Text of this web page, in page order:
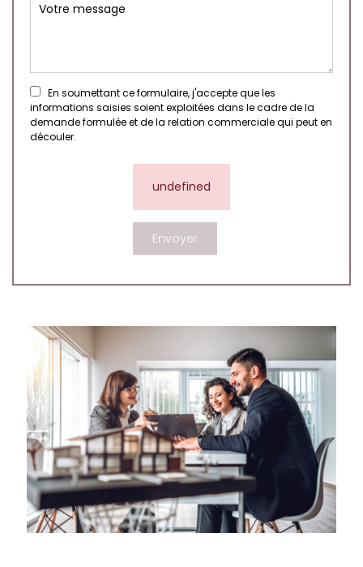
En soumettant ce formulaire, j'accepte que les
informations saisies soient exploitées dans le cadre de la
demande formulée et de la relation commerciale qui peut en
découler.
undefined